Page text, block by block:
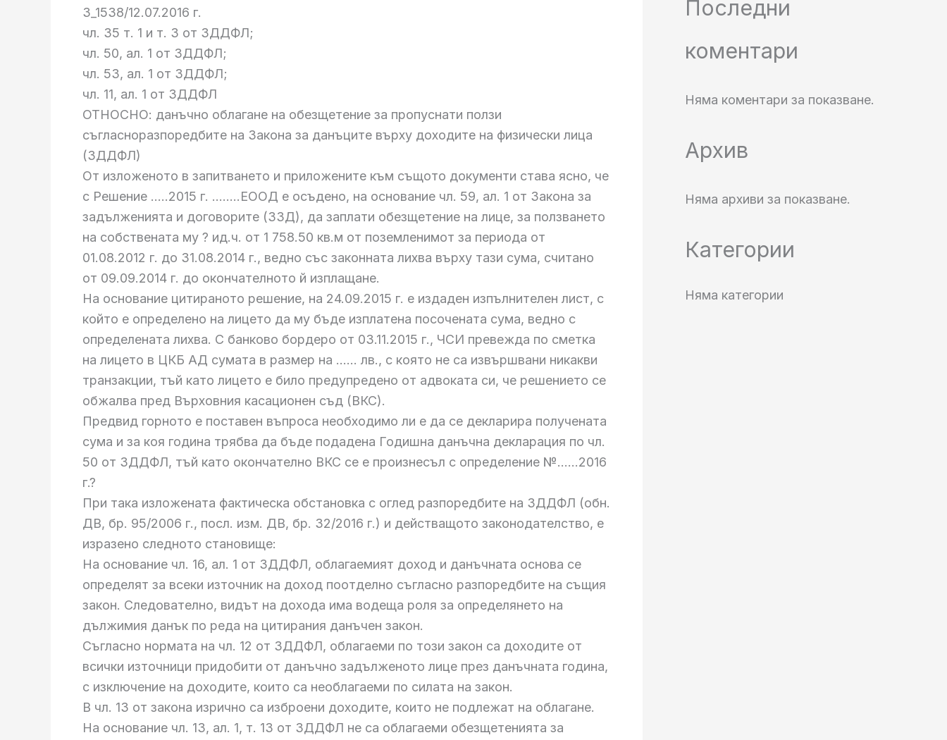
3_1538/12.07.2016 г.
чл. 35 т. 1 и т. 3 от ЗДДФЛ;
чл. 50, ал. 1 от ЗДДФЛ;
чл. 53, ал. 1 от ЗДДФЛ;
чл. 11, ал. 1 от ЗДДФЛ
ОТНОСНО: данъчно облагане на обезщетение за пропуснати ползи
съгласноразпоредбите на Закона за данъците върху доходите на физически лица
(ЗДДФЛ)
От изложеното в запитването и приложените към същото документи става ясно, че
с Решение …..2015 г. ……..ЕООД е осъдено, на основание чл. 59, ал. 1 от Закона за
задълженията и договорите (ЗЗД), да заплати обезщетение на лице, за ползването
на собствената му ? ид.ч. от 1 758.50 кв.м от поземленимот за периода от
01.08.2012 г. до 31.08.2014 г., ведно със законната лихва върху тази сума, считано
от 09.09.2014 г. до окончателното й изплащане.
На основание цитираното решение, на 24.09.2015 г. е издаден изпълнителен лист, с
който е определено на лицето да му бъде изплатена посочената сума, ведно с
определената лихва. С банково бордеро от 03.11.2015 г., ЧСИ превежда по сметка
на лицето в ЦКБ АД сумата в размер на …… лв., с която не са извършвани никакви
транзакции, тъй като лицето е било предупредено от адвоката си, че решението се
обжалва пред Върховния касационен съд (ВКС).
Предвид горното е поставен въпроса необходимо ли е да се декларира получената
сума и за коя година трябва да бъде подадена Годишна данъчна декларация по чл.
50 от ЗДДФЛ, тъй като окончателно ВКС се е произнесъл с определение №……2016
г.?
При така изложената фактическа обстановка с оглед разпоредбите на ЗДДФЛ (обн.
ДВ, бр. 95/2006 г., посл. изм. ДВ, бр. 32/2016 г.) и действащото законодателство, е
изразено следното становище:
На основание чл. 16, ал. 1 от ЗДДФЛ, облагаемият доход и данъчната основа се
определят за всеки източник на доход поотделно съгласно разпоредбите на същия
закон. Следователно, видът на дохода има водеща роля за определянето на
дължимия данък по реда на цитирания данъчен закон.
Съгласно нормата на чл. 12 от ЗДДФЛ, облагаеми по този закон са доходите от
всички източници придобити от данъчно задълженото лице през данъчната година,
с изключение на доходите, които са необлагаеми по силата на закон.
В чл. 13 от закона изрично са изброени доходите, които не подлежат на облагане.
На основание чл. 13, ал. 1, т. 13 от ЗДДФЛ не са облагаеми обезщетенията за
Последни
коментари
Няма коментари за показване.
Архив
Няма архиви за показване.
Категории
Няма категории